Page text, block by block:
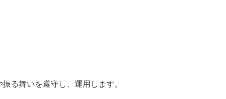
る舞いを遵守し、運用します。